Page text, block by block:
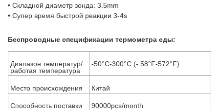
• Складной диаметр зонда: 3.5mm
• Супер время быстрой реакции 3-4s
Беспроводные спецификации термометра еды:
Диапазон температур/
работая температура
-50°C-300°C (- 58°F-572°F)
Место происхождения Китай
Способность поставки 90000pcs/month